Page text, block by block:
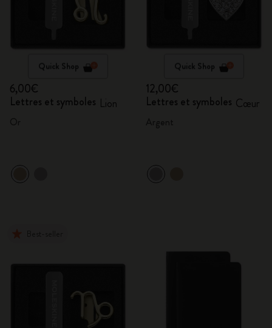
Quick Shop
6,00€
Lettres et symboles Lion
Quick Shop
12,00€
Lettres et symboles Cœur